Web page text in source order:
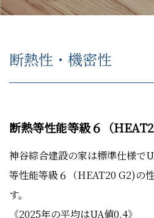
断熱性・機密性
断熱等性能等級６（
神谷綜合建設の家は標準仕様で
等性能等級６（HEAT20 G2)の
す。
《2025年の平均はUA値0.4》